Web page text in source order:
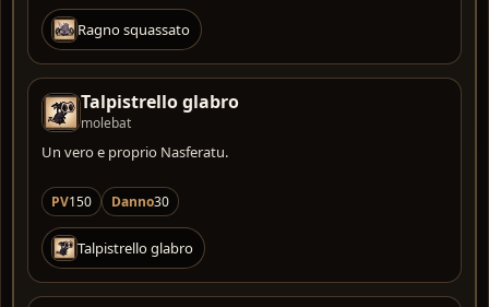
Ragno squassato
Talpistrello glabro
molebat
Un vero e proprio Nasferatu.
PV150 Danno30
Talpistrello glabro